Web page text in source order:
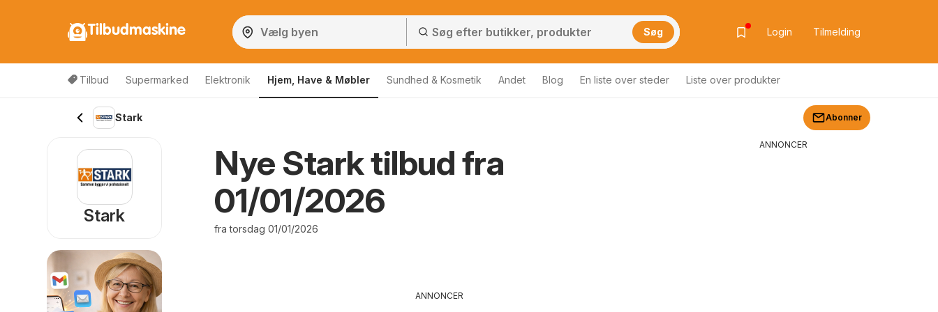
Tilbudmaskine Søg Login Tilmelding
Tilbud Supermarked Elektronik Hjem, Have & Møbler Sundhed & Kosmetik Andet Blog En liste over steder Liste over produkter
Stark Abonner
Nye Stark tilbud fra
01/01/2026
fra torsdag 01/01/2026
ANNONCER
Stark
ANNONCER